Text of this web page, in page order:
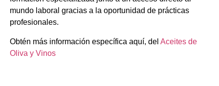
mundo laboral gracias a la oportunidad de prácticas
profesionales.
Obtén más información específica aquí, del Aceites de
Oliva y Vinos